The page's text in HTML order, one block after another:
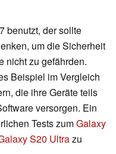
benutzt, der sollte
um die Sicherheit
nicht zu gefährden.
Beispiel im Vergleich
die ihre Geräte teils
versorgen. Ein
Tests zumGalaxy
S20 Ultrazu